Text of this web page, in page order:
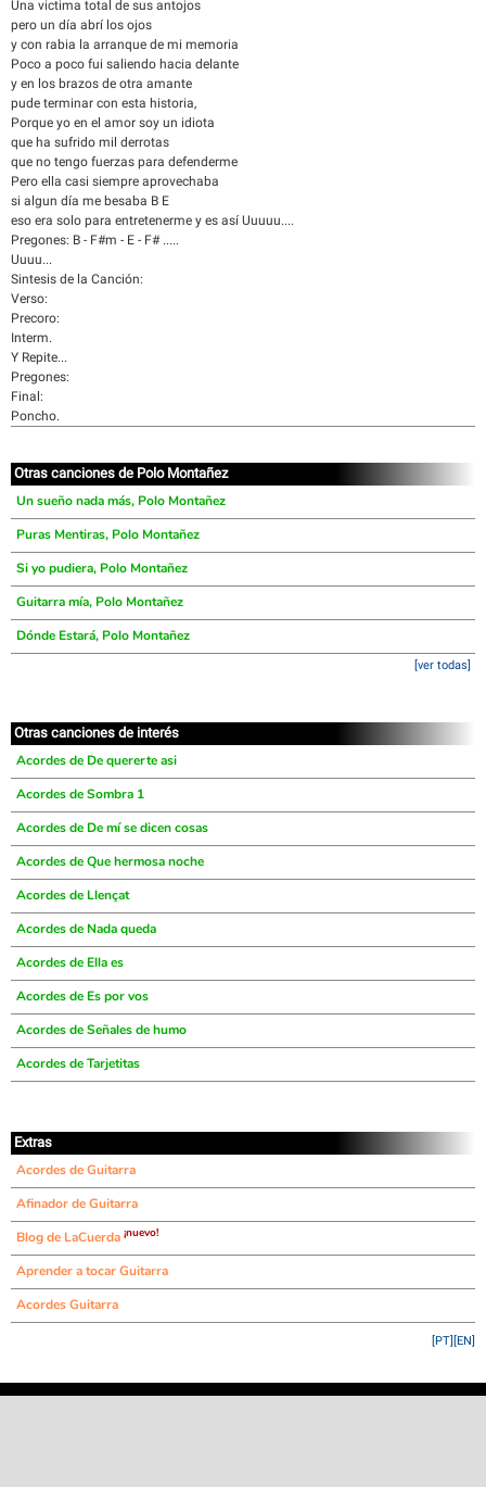
Una victima total de sus antojos
pero un día abrí los ojos
y con rabia la arranque de mi memoria
Poco a poco fui saliendo hacia delante
y en los brazos de otra amante
pude terminar con esta historia,
Porque yo en el amor soy un idiota
que ha sufrido mil derrotas
que no tengo fuerzas para defenderme
Pero ella casi siempre aprovechaba
si algun día me besaba B E
eso era solo para entretenerme y es así Uuuuu....
Pregones: B - F#m - E - F# .....
Uuuu...
Sintesis de la Canción:
Verso:
Precoro:
Interm.
Y Repite...
Pregones:
Final:
Poncho.
Otras canciones de Polo Montañez
Un sueño nada más, Polo Montañez
Puras Mentiras, Polo Montañez
Si yo pudiera, Polo Montañez
Guitarra mía, Polo Montañez
Dónde Estará, Polo Montañez
[ver todas]
Otras canciones de interés
Acordes de De quererte asi
Acordes de Sombra 1
Acordes de De mí se dicen cosas
Acordes de Que hermosa noche
Acordes de Llençat
Acordes de Nada queda
Acordes de Ella es
Acordes de Es por vos
Acordes de Señales de humo
Acordes de Tarjetitas
Extras
Acordes de Guitarra
Afinador de Guitarra
Blog de LaCuerda ¡nuevo!
Aprender a tocar Guitarra
Acordes Guitarra
[EN]
[PT]